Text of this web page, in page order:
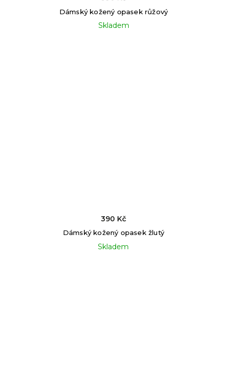
Dámský kožený opasek růžový
Skladem
Dámský kožený opasek žlutý
Skladem
390 Kč